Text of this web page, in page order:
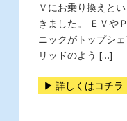
Ｖにお乗り換えと
きました。 ＥＶや
ニックがトップシ
リッドのよう […]
詳しくはコチラ